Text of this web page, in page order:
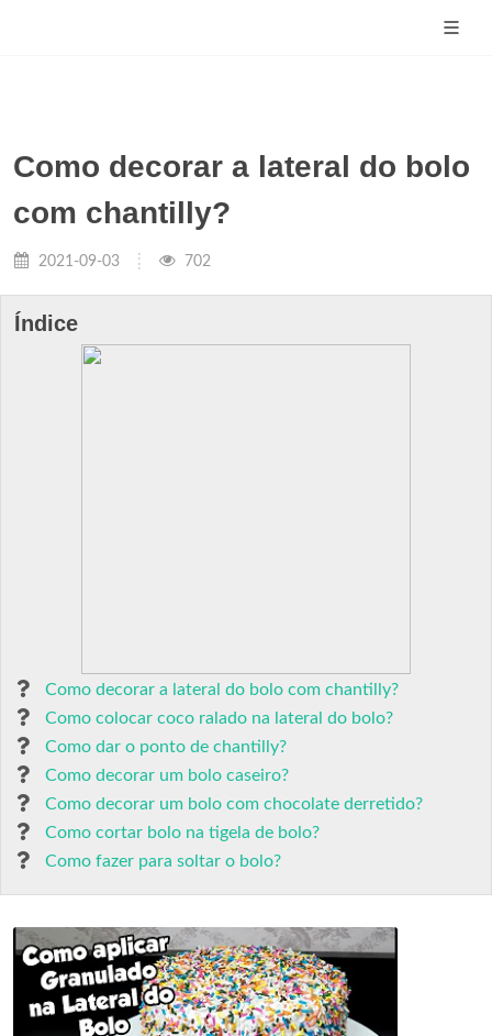
Como decorar a lateral do bolo
com chantilly?
2021-09-03 702
Índice
Como decorar a lateral do bolo com chantilly?
Como colocar coco ralado na lateral do bolo?
Como dar o ponto de chantilly?
Como decorar um bolo caseiro?
Como decorar um bolo com chocolate derretido?
Como cortar bolo na tigela de bolo?
Como fazer para soltar o bolo?